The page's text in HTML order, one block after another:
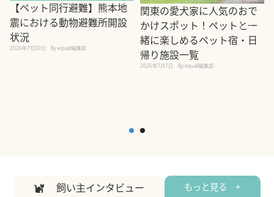
【ペット同行避難】熊本地
震における動物避難所開設
状況
2026年7月30日 By equall編集部
関東の愛犬家に人気のおで
かけスポット！ペットと一
緒に楽しめるペット宿・日
帰り施設一覧
2026年7月7日 By equall編集部
飼い主インタビュー もっと見る +